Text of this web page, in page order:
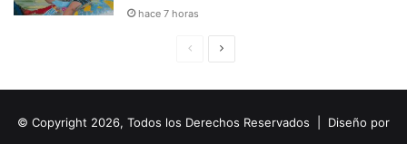
hace 7 horas
i
u
© Copyright 2026, Todos los Derechos Reservados | Diseño por